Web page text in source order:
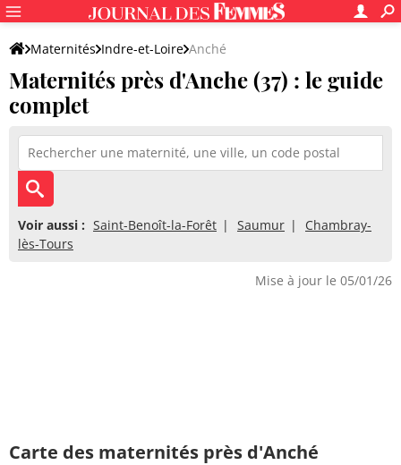
Maternités Indre-et-Loire Anché
Maternités près d'Anche (37) : le guide
complet
Voir aussi : Saint-Benoît-la-Forêt Saumur
Chambray-
lès-Tours
Mise à jour le 05/01/26
Carte des maternités près d'Anché